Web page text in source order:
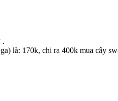
.
là: 170k, chi ra 400k mua cây